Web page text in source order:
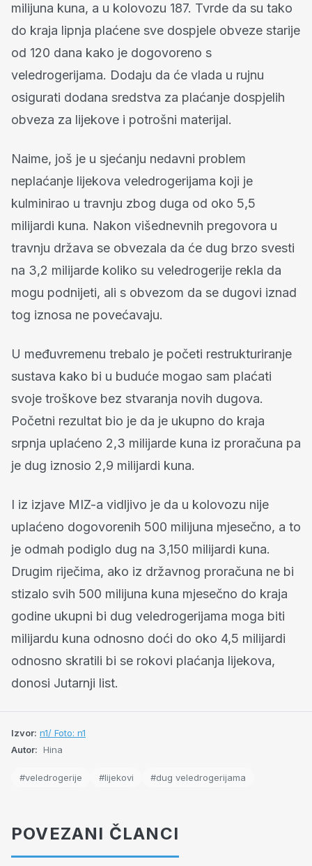
milijuna kuna, a u kolovozu 187. Tvrde da su tako
do kraja lipnja plaćene sve dospjele obveze starije
od 120 dana kako je dogovoreno s
veledrogerijama. Dodaju da će vlada u rujnu
osigurati dodana sredstva za plaćanje dospjelih
obveza za lijekove i potrošni materijal.
Naime, još je u sjećanju nedavni problem
neplaćanje lijekova veledrogerijama koji je
kulminirao u travnju zbog duga od oko 5,5
milijardi kuna. Nakon višednevnih pregovora u
travnju država se obvezala da će dug brzo svesti
na 3,2 milijarde koliko su veledrogerije rekla da
mogu podnijeti, ali s obvezom da se dugovi iznad
tog iznosa ne povećavaju.
U međuvremenu trebalo je početi restrukturiranje
sustava kako bi u buduće mogao sam plaćati
svoje troškove bez stvaranja novih dugova.
Početni rezultat bio je da je ukupno do kraja
srpnja uplaćeno 2,3 milijarde kuna iz proračuna pa
je dug iznosio 2,9 milijardi kuna.
I iz izjave MIZ-a vidljivo je da u kolovozu nije
uplaćeno dogovorenih 500 milijuna mjesečno, a to
je odmah podiglo dug na 3,150 milijardi kuna.
Drugim riječima, ako iz državnog proračuna ne bi
stizalo svih 500 milijuna kuna mjesečno do kraja
godine ukupni bi dug veledrogerijama moga biti
milijardu kuna odnosno doći do oko 4,5 milijardi
odnosno skratili bi se rokovi plaćanja lijekova,
donosi Jutarnji list.
Izvor: n1/ Foto: n1
Autor: Hina
#veledrogerije #lijekovi #dug veledrogerijama
POVEZANI ČLANCI